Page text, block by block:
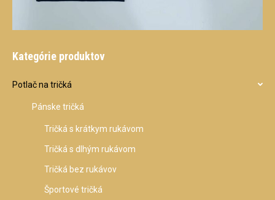
Kategórie produktov
Potlač na tričká
Pánske tričká
Tričká s krátkym rukávom
Tričká s dlhým rukávom
Tričká bez rukávov
Športové tričká